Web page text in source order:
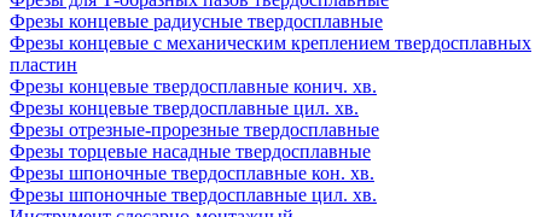
Фрезы концевые радиусные твердосплавные
Фрезы концевые с механическим креплением твердосплавных
пластин
Фрезы концевые твердосплавные конич. хв.
Фрезы концевые твердосплавные цил. хв.
Фрезы отрезные-прорезные твердосплавные
Фрезы торцевые насадные твердосплавные
Фрезы шпоночные твердосплавные кон. хв.
Фрезы шпоночные твердосплавные цил. хв.